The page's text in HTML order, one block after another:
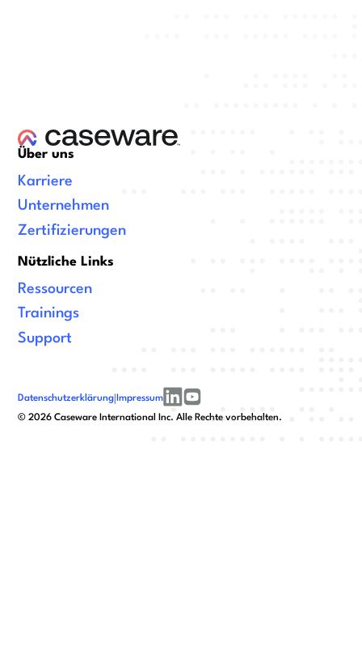
Über uns
Karriere
Unternehmen
Zertifizierungen
Nützliche Links
Ressourcen
Trainings
Support
©2026 Caseware International Inc. Alle Rechte vorbehalten.
Datenschutzerklärung | Impressum
linkedinyoutube